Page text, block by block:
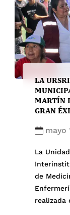
LA
MARTÍN
GRAN
mayo
La
de
realizada